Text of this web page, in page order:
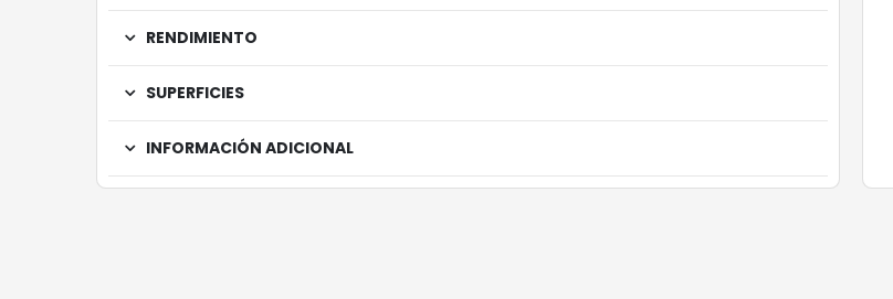
RENDIMIENTO
SUPERFICIES
INFORMACIÓN ADICIONAL